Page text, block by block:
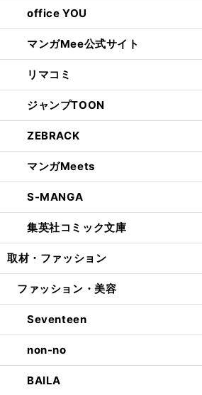
office YOU
マンガMee公式サイト
リマコミ
ジャンプTOON
ZEBRACK
マンガMeets
S-MANGA
集英社コミック文庫
取材・ファッション
ファッション・美容
Seventeen
non-no
BAILA